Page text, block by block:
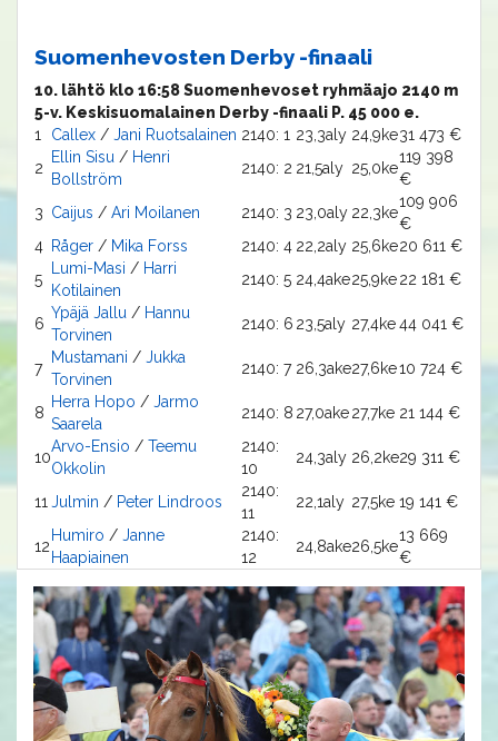
Suomenhevosten Derby -finaali
10. lähtö klo 16:58 Suomenhevoset ryhmäajo 2140 m
5-v. Keskisuomalainen Derby -finaali P. 45 000 e.
1
Callex / Jani Ruotsalainen 2140: 1 23,3aly 24,9ke31 473 €
2
Ellin Sisu / Henri
Bollström
2140: 2 21,5aly 25,0ke
119 398
€
3 Caijus / Ari Moilanen 2140: 3 23,0aly 22,3ke
109 906
€
4 Råger / Mika Forss 2140: 4 22,2aly 25,6ke20 611 €
5
Lumi-Masi / Harri
Kotilainen
2140: 5 24,4ake25,9ke22 181 €
6
Ypäjä Jallu / Hannu
Torvinen
2140: 6 23,5aly 27,4ke44 041 €
7
Mustamani / Jukka
Torvinen
2140: 7 26,3ake27,6ke10 724 €
8
Herra Hopo / Jarmo
Saarela
2140: 8 27,0ake27,7ke 21 144 €
10
Arvo-Ensio / Teemu
Okkolin
2140:
10
24,3aly 26,2ke29 311 €
11 Julmin / Peter Lindroos
2140:
11
22,1aly 27,5ke 19 141 €
12
Humiro / Janne
Haapiainen
2140:
12
24,8ake26,5ke
13 669
€